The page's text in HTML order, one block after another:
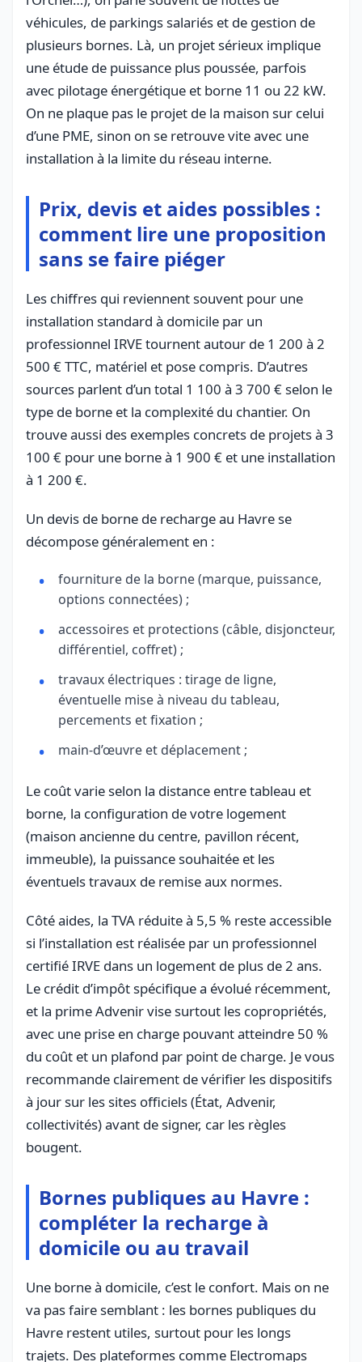
véhicules, de parkings salariés et de gestion de
plusieurs bornes. Là, un projet sérieux implique
une étude de puissance plus poussée, parfois
avec pilotage énergétique et borne 11 ou 22 kW.
On ne plaque pas le projet de la maison sur celui
d’une PME, sinon on se retrouve vite avec une
installation à la limite du réseau interne.
Prix, devis et aides possibles :
comment lire une proposition
sans se faire piéger
Les chiffres qui reviennent souvent pour une
installation standard à domicile par un
professionnel IRVE tournent autour de 1 200 à 2
500 € TTC, matériel et pose compris. D’autres
sources parlent d’un total 1 100 à 3 700 € selon le
type de borne et la complexité du chantier. On
trouve aussi des exemples concrets de projets à 3
100 € pour une borne à 1 900 € et une installation
à 1 200 €.
Un devis de borne de recharge au Havre se
décompose généralement en :
fourniture de la borne (marque, puissance,
options connectées) ;
accessoires et protections (câble, disjoncteur,
différentiel, coffret) ;
travaux électriques : tirage de ligne,
éventuelle mise à niveau du tableau,
percements et fixation ;
main-d’œuvre et déplacement ;
Le coût varie selon la distance entre tableau et
borne, la configuration de votre logement
(maison ancienne du centre, pavillon récent,
immeuble), la puissance souhaitée et les
éventuels travaux de remise aux normes.
Côté aides, la TVA réduite à 5,5 % reste accessible
si l’installation est réalisée par un professionnel
certifié IRVE dans un logement de plus de 2 ans.
Le crédit d’impôt spécifique a évolué récemment,
et la prime Advenir vise surtout les copropriétés,
avec une prise en charge pouvant atteindre 50 %
du coût et un plafond par point de charge. Je vous
recommande clairement de vérifier les dispositifs
à jour sur les sites officiels (État, Advenir,
collectivités) avant de signer, car les règles
bougent.
Bornes publiques au Havre :
compléter la recharge à
domicile ou au travail
Une borne à domicile, c’est le confort. Mais on ne
va pas faire semblant : les bornes publiques du
Havre restent utiles, surtout pour les longs
trajets. Des plateformes comme Electromaps